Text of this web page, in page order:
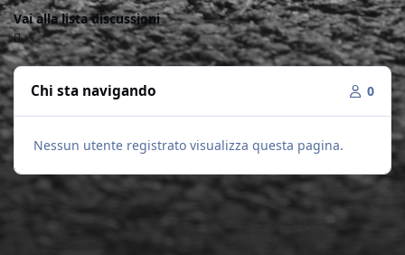
Vai alla lista discussioni
Chi sta navigando 0
Nessun utente registrato visualizza questa pagina.